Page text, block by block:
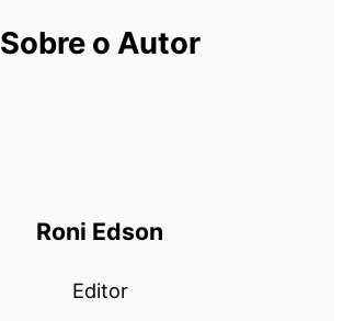
Sobre o Autor
Roni Edson
Editor